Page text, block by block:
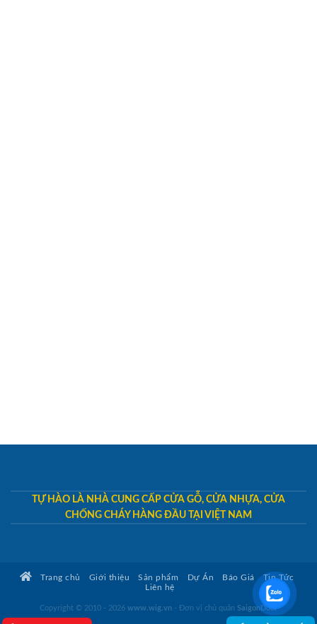
TỰ HÀO LÀ NHÀ CUNG CẤP CỬA GỖ, CỬA NHỰA, CỬA
CHỐNG CHÁY HÀNG ĐẦU TẠI VIỆT NAM
Trang chủ Giới thiệu Sản phẩm Dự Án Báo Giá
Tin Tức
Liên hệ
Copyright © 2010 - 2026 www.wig.vn - Đơn vị chủ quản SaigonDoor